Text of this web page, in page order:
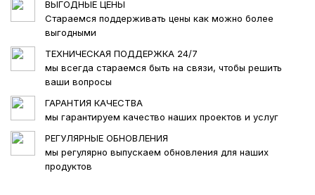
Кроме того, к складам можно привязывать адреса
магазинов, созданные в PrestaShop. Это
позволяет использовать стандартные магазины
платформы как точки самовывоза без
необходимости создавать их повторно.
Современная архитектура
При разработке модуля было сделано
минимальное количество переопределений ядра
PrestaShop. Все изменения остатков выполняются
ВЫГОДНЫЕ ЦЕНЫ
Стараемся поддерживать цены как можно более
выгодными
ТЕХНИЧЕСКАЯ ПОДДЕРЖКА 24/7
мы всегда стараемся быть на связи, чтобы решить
ваши вопросы
ГАРАНТИЯ КАЧЕСТВА
мы гарантируем качество наших проектов и услуг
РЕГУЛЯРНЫЕ ОБНОВЛЕНИЯ
мы регулярно выпускаем обновления для наших
продуктов